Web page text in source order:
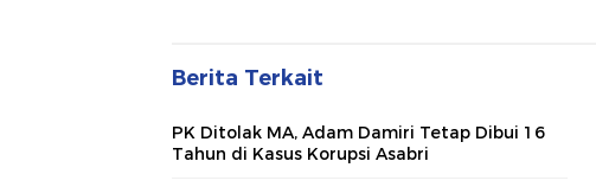
Berita Terkait
PK Ditolak MA, Adam Damiri Tetap Dibui 16
Tahun di Kasus Korupsi Asabri